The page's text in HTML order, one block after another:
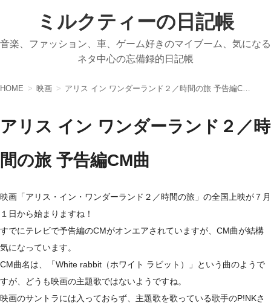
ミルクティーの日記帳
音楽、ファッション、車、ゲーム好きのマイブーム、気になる
ネタ中心の忘備録的日記帳
HOME 映画 アリス イン ワンダーランド２／時間の旅 予告編CM曲
アリス イン ワンダーランド２／時
間の旅 予告編CM曲
映画「アリス・イン・ワンダーランド２／時間の旅」の全国上映が７月
１日から始まりますね！
すでにテレビで予告編のCMがオンエアされていますが、CM曲が結構
気になっています。
CM曲名は、「White rabbit（ホワイト ラビット）」という曲のようで
すが、どうも映画の主題歌ではないようですね。
映画のサントラには入っておらず、主題歌を歌っている歌手のP!NKさ